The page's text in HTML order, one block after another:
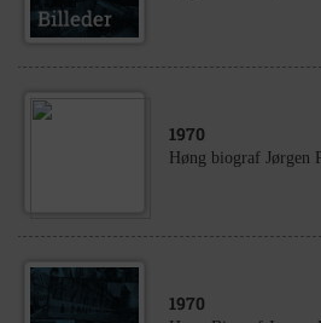
1970
Høng biograf Jørgen
1970